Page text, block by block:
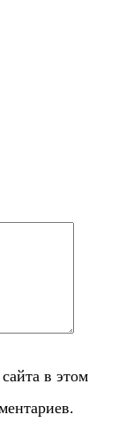
в этом